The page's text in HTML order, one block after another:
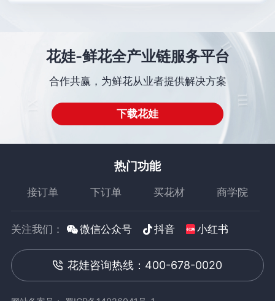
花娃-鲜花全产业链服务平台
合作共赢，为鲜花从业者提供解决方案
下载花娃
热门功能
接订单 下订单 买花材 商学院
关注我们： 微信公众号 抖音 小红书
花娃咨询热线：400-678-0020